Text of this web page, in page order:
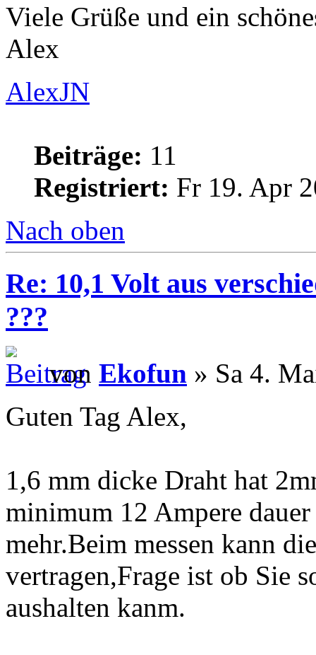
Viele Grüße und ein
Alex
AlexJN
Beiträge: 11
Registriert: Fr 19. Apr
Nach oben
Re: 10,1 Volt aus
???
von Ekofun » Sa 4.
Guten Tag Alex,
1,6 mm dicke Draht hat
minimum 12 Ampere
mehr.Beim messen kann
vertragen,Frage ist ob Sie
aushalten kanm.